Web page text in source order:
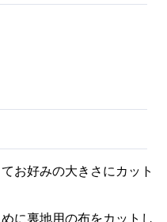
お好みの大きさにカット
に裏地用の布をカットし